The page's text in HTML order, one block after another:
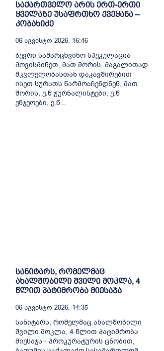
საქართველო არის ერთ-ერთი
ყველაზე უსაფრთხო ქვეყანა –
კობახიძე
06 Აგვისტო 2026, 16:46
ბევრი სამარცხვინო სპეკულაცია
მოვისმინეთ, მათ შორის, მაგალითად
მკვლელობასთან დაკავშირებით
ისეთ სურათს წარმოაჩენდნენ, მათ
შორის, ე.წ ჟურნალისტები, ე.წ
ენჯეოები, ე.წ...
სანიტარს, რომელმაც
ახალშობილი შვილი მოკლა, 4
წლით პატიმრობა მიესაჯა
06 Აგვისტო 2026, 14:35
სანიტარს, რომელმაც ახალშობილი
შვილი მოკლა, 4 წლით პატიმრობა
მიესაჯა - პროკურატურის ცნობით,